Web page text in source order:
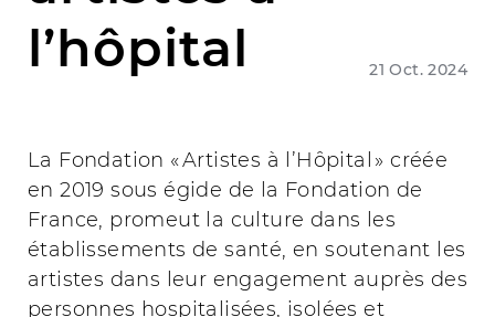
l’hôpital
21 Oct. 2024
La Fondation « Artistes à l’Hôpital » créée
en 2019 sous égide de la Fondation de
France, promeut la culture dans les
établissements de santé, en soutenant les
artistes dans leur engagement auprès des
personnes hospitalisées, isolées et